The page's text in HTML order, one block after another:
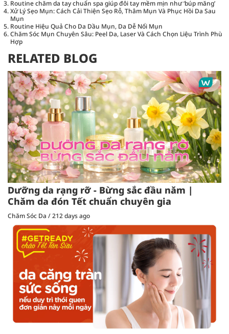
Routine chăm da tay chuẩn spa giúp đôi tay mềm mịn như ‘búp măng’
Xử Lý Sẹo Mụn: Cách Cải Thiện Sẹo Rỗ, Thâm Mụn Và Phục Hồi Da Sau
Mụn
Routine Hiệu Quả Cho Da Dầu Mụn, Da Dễ Nổi Mụn
Chăm Sóc Mụn Chuyên Sâu: Peel Da, Laser Và Cách Chọn Liệu Trình Phù
Hợp
RELATED BLOG
Dưỡng da rạng rỡ - Bừng sắc đầu năm |
Chăm da đón Tết chuẩn chuyên gia
Chăm Sóc Da /212 days ago